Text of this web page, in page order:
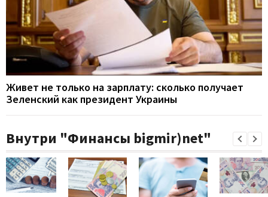
Живет не только на зарплату: сколько получает
Зеленский как президент Украины
Внутри "Финансы bigmir)net"